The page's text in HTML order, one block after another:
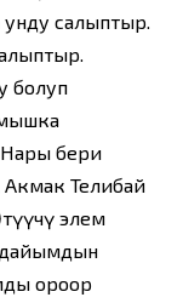
салыптыр.
болуп
бери
Акмак Телибай
элем
ороор